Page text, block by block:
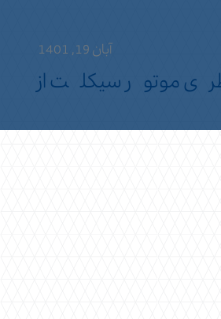
آبان 19, 1401
موتور سیکلت از